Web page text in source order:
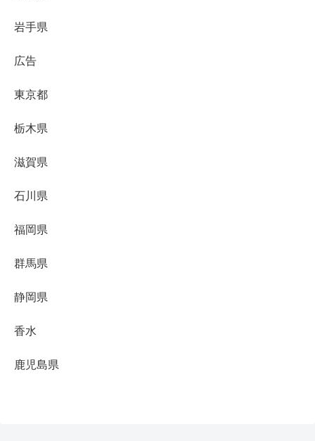
岩手県
広告
東京都
栃木県
滋賀県
石川県
福岡県
群馬県
静岡県
香水
鹿児島県